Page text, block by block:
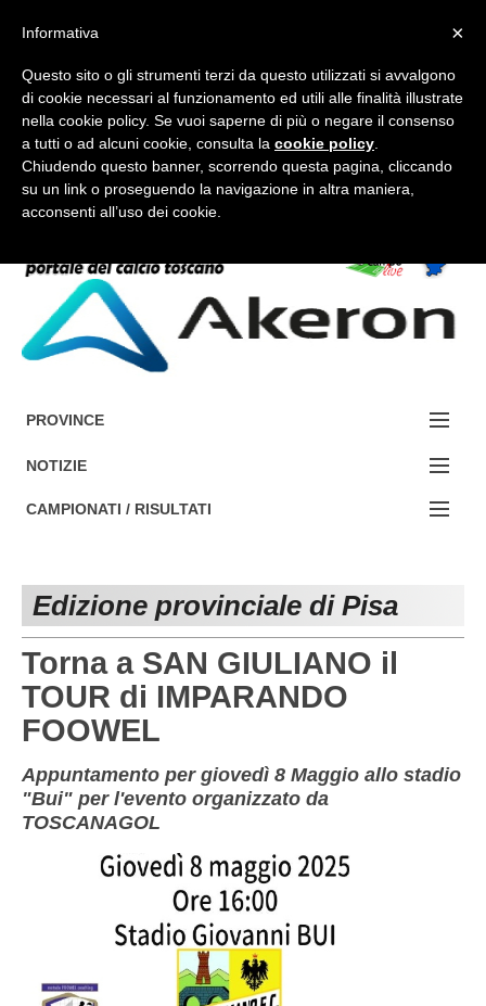
FORUM-ACCEDI
Accedi / Registrati
PROVINCE
EDIZIONE:
AREZZO
GROSSETO
LIVORNO
LUCCA
MASSA CARRARA
PISA
PISTOIA
NOTIZIE
NOTIZIE:
Le iniziative di TOSCANA GOL
Beach soccer
Rappresentative regionali e provinciali
FIGC Toscana
Calcio femminile
Calcio a 5
Societa' piu'
CAMPIONATI / RISULTATI
NAZIONALI
Edizione provinciale di Pisa
Torna a SAN GIULIANO il
TOUR di IMPARANDO
FOOWEL
Appuntamento per giovedì 8 Maggio allo stadio
"Bui" per l'evento organizzato da
TOSCANAGOL
×
Informativa
Questo sito o gli strumenti terzi da questo utilizzati si avvalgono
di cookie necessari al funzionamento ed utili alle finalità illustrate
nella cookie policy. Se vuoi saperne di più o negare il consenso
a tutti o ad alcuni cookie, consulta la cookie policy
Chiudendo questo banner, scorrendo questa pagina, cliccando
su un link o proseguendo la navigazione in altra maniera,
acconsenti all’uso dei cookie.